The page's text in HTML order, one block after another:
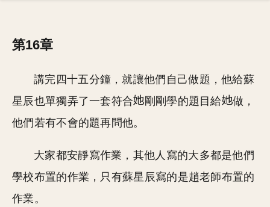
第16章
講完四十五分鐘，就讓他們自己做題，他給蘇
星辰也單獨弄了一套符合
剛剛學的題目給
做，
他們若有不會的題再問他。
大家都安靜寫作業，其他人寫的大多都是他們
學校布置的作業，只有蘇星辰寫的是趙老師布置的
作業。